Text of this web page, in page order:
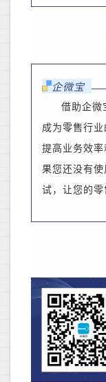
企微宝
借助企微
成为零售行业
提高业务效
果您还没有
试，让您的零